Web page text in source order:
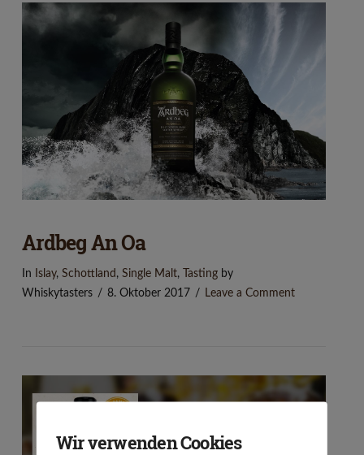
VIEW POST
Ardbeg An Oa
In Islay, Schottland , Single Malt, Tastingby
Whiskytasters
8. Oktober 2017 Leave a Comment
Wir verwenden Cookies